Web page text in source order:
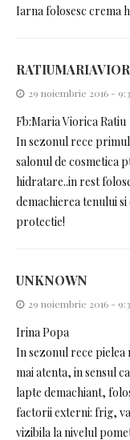
Iarna folosesc crema
29 noiembrie 2016 -
Fb:Maria Viorica Ratiu
In sezonul rece
salonul de cosmetica
hidratare..in rest
demachierea tenului
protectie!
UNKNOWN
29 noiembrie 2016 -
Irina Popa
In sezonul rece pielea
mai atenta, in sensul
lapte demachiant,
factorii externi: frig,
vizibila la nivelul